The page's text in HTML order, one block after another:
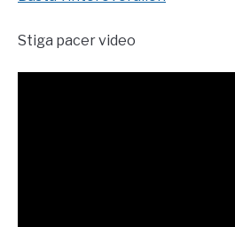
Stiga pacer video